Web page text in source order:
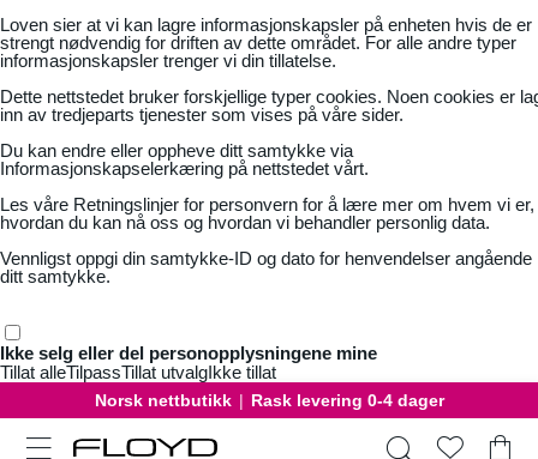
Loven sier at vi kan lagre informasjonskapsler på enheten hvis de er
strengt nødvendig for driften av dette området. For alle andre typer
informasjonskapsler trenger vi din tillatelse.
Dette nettstedet bruker forskjellige typer cookies. Noen cookies er
inn av tredjeparts tjenester som vises på våre sider.
Du kan endre eller oppheve ditt samtykke via
Informasjonskapselerkæring på nettstedet vårt.
Les våre Retningslinjer for personvern for å lære mer om hvem vi er,
hvordan du kan nå oss og hvordan vi behandler personlig data.
Vennligst oppgi din samtykke-ID og dato for henvendelser angående
ditt samtykke.
Ikke selg eller del personopplysningene mine
Tillat alleTilpassTillat utvalgIkke tillat
Norsk nettbutikk | Rask levering 0-4 dager